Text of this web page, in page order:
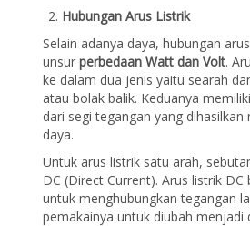
Hubungan Arus Listrik
Selain adanya daya, hubungan
unsurperbedaan Watt dan Volt.
ke dalam dua jenis yaitu searah
atau bolak balik. Keduanya
dari segi tegangan yang dihasilkan
daya.
Untuk arus listrik satu arah,
DC (Direct Current). Arus listrik DC
untuk menghubungkan tegangan
pemakainya untuk diubah menjadi